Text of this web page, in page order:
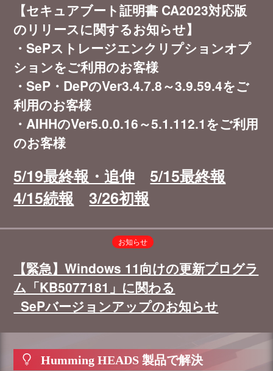
【セキュアブート証明書 CA2023対応版
のリリースに関するお知らせ】
・SePストレージエンクリプションオプ
ションをご利用のお客様
・SeP・DePのVer3.4.7.8～3.9.59.4をご
利用のお客様
・AIHHのVer5.0.0.16～5.1.112.1をご利用
のお客様
5/19最終報・追伸
5/15最終報
4/15続報
3/26初報
お知らせ
【緊急】Windows 11向けの更新プログラ
ム「KB5077181」に関わる
SePバージョンアップのお知らせ
Humming HEADS 製品で解決